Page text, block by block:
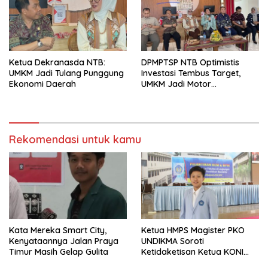
Ketua Dekranasda NTB:
UMKM Jadi Tulang Punggung
Ekonomi Daerah
DPMPTSP NTB Optimistis
Investasi Tembus Target,
UMKM Jadi Motor
Rekomendasi untuk kamu
Kata Mereka Smart City,
Kenyataannya Jalan Praya
Timur Masih Gelap Gulita
Ketua HMPS Magister PKO
UNDIKMA Soroti
Ketidaketisan Ketua KONI